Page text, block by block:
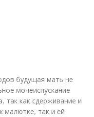
будущая мать не
мочеиспускание
так как сдерживание и
малютке, так и ей